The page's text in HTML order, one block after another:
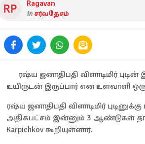
Ragavan
in சர்வதேசம்
ரஷ்ய ஜனாதிபதி விளாடிமிர்
உயிருடன் இருப்பார் என உளவாளி
ரஷ்ய ஜனாதிபதி விளாடிமிர்
அதிகபட்சம் இன்னும் 3 ஆண்டுகள்
Karpichkov கூறியுள்ளார்.